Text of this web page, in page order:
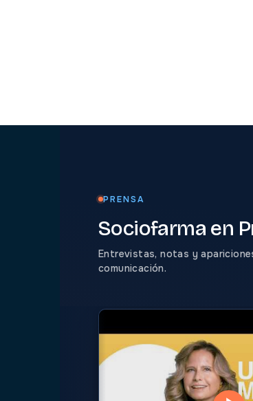
PRENSA
Sociofarma en
Entrevistas, notas y
comunicación.